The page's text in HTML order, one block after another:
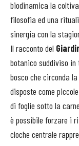
biodinamica la
filosofia ed una
sinergia con la
Il racconto del
botanico suddiviso
bosco che circonda
disposte come
di foglie sotto la
è possibile forzare i
cloche centrale